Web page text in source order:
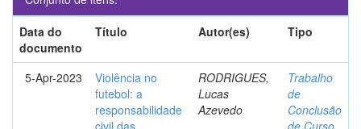
Data do
documento
Título Autor(es) Tipo
5-Apr-2023
Violência no
futebol: a
responsabilidade
RODRIGUES,
Lucas
Azevedo
Trabalho
de
Conclusão